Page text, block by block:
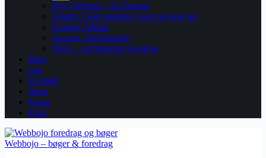
Roy Orbison – In Dreams
Johnny Cash manden i sort og hans tro
Country Musik
Jacques Tati biografi
Wien – en historisk rejsebog
Blog
Om
Kontakt
Shop
Kasse
Kurv
Webbojo – bøger & foredrag